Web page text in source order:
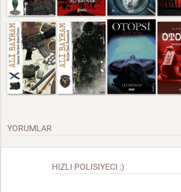
YORUMLAR
HIZLI POLISIYECI :)